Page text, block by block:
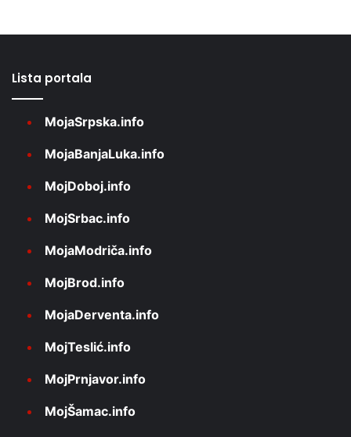
Lista portala
MojaSrpska.info
MojaBanjaLuka.info
MojDoboj.info
MojSrbac.info
MojaModriča.info
MojBrod.info
MojaDerventa.info
MojTeslić.info
MojPrnjavor.info
MojŠamac.info